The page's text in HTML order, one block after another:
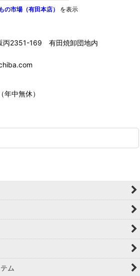
の市場（有田本店） を表示
丙2351-169 有田焼卸団地内
中無休）
ム